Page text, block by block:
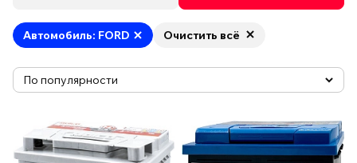
Автомобиль: FORD Очистить всё